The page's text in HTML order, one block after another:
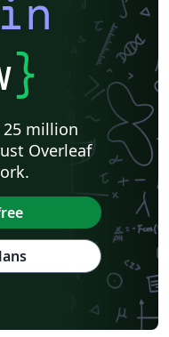
}
25 million
Overleaf